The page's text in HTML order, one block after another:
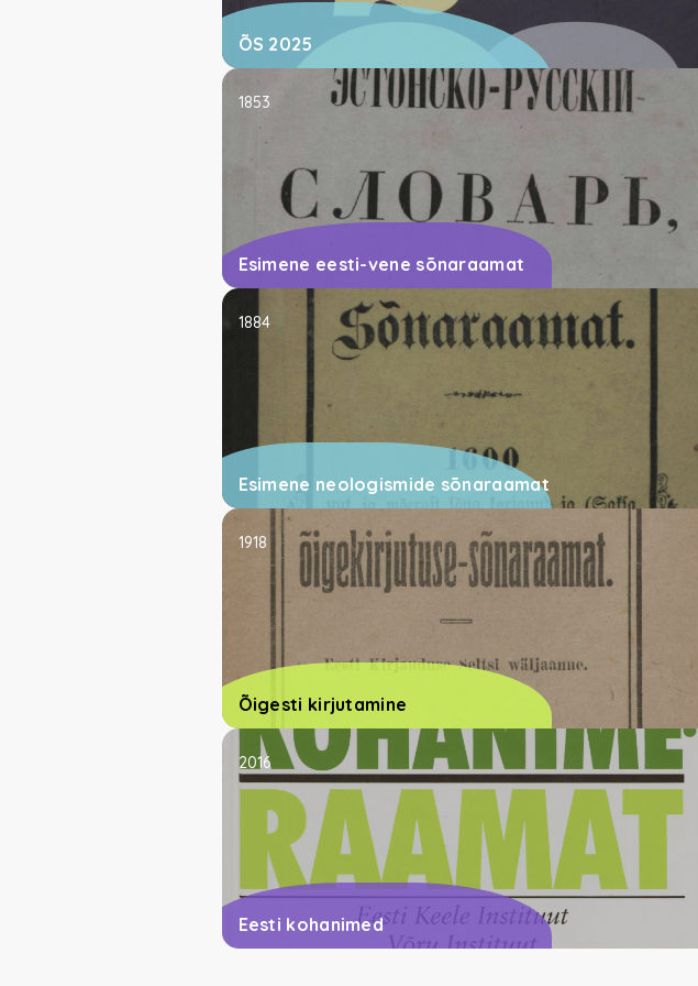
ÕS 2025
Esimene eesti-vene sõnaraamat
1853
Esimene neologismide sõnaraamat
1884
Õigesti kirjutamine
1918
Eesti kohanimed
2016